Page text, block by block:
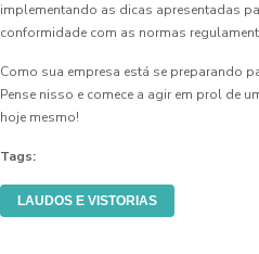
implementando as dicas apresentadas
conformidade com as normas
Como sua empresa está se preparando
Pense nisso e comece a agir em prol de
hoje mesmo!
Tags:
LAUDOS E VISTORIAS